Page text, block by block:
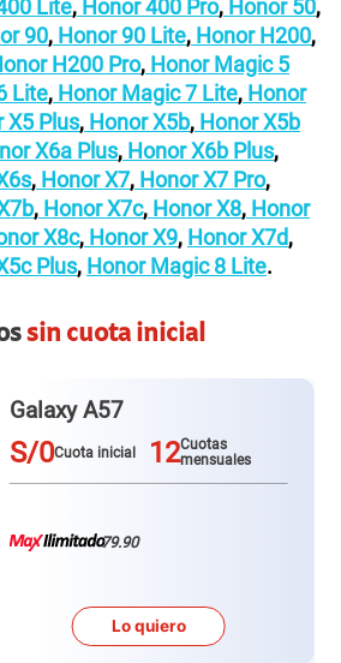
Lite, Honor 400 Pro, Honor 50,
90, Honor 90 Lite, Honor H200,
H200 Pro, Honor Magic 5
Lite, Honor Magic 7 Lite, Honor
X5 Plus, Honor X5b, Honor X5b
X6a Plus, Honor X6b Plus,
, Honor X7, Honor X7 Pro,
, Honor X7c, Honor X8, Honor
X8c, Honor X9, Honor X7d,
Plus, Honor Magic 8 Lite.
sin cuota inicial
Galaxy A57
S/0Cuota inicial 12Cuotas
mensuales
79.90
Lo quiero